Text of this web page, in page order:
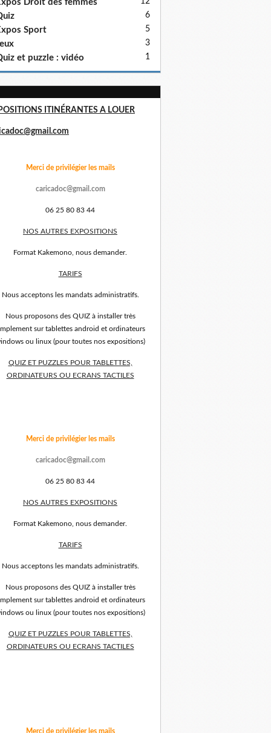
Droit des femmes
6
Sport 5
3
et puzzle : vidéo 1
ITINÉRANTES A LOUER
Merci de privilégier les mails
caricadoc@gmail.com
06 25 80 83 44
NOS AUTRES EXPOSITIONS
Format Kakemono, nous demander.
TARIFS
Nous acceptons les mandats administratifs.
Nous proposons des QUIZ à installer très
sur tablettes android et ordinateurs
ou linux (pour toutes nos expositions)
QUIZ ET PUZZLES POUR TABLETTES,
ORDINATEURS OU ECRANS TACTILES
Merci de privilégier les mails
caricadoc@gmail.com
06 25 80 83 44
NOS AUTRES EXPOSITIONS
Format Kakemono, nous demander.
TARIFS
Nous acceptons les mandats administratifs.
Nous proposons des QUIZ à installer très
sur tablettes android et ordinateurs
ou linux (pour toutes nos expositions)
QUIZ ET PUZZLES POUR TABLETTES,
ORDINATEURS OU ECRANS TACTILES
Merci de privilégier les mails